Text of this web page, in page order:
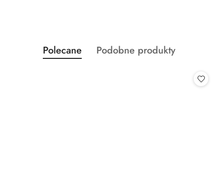
Pomiń karuzelę produktów
Produkty
o
Polecane
Produkty
Podobne produkty